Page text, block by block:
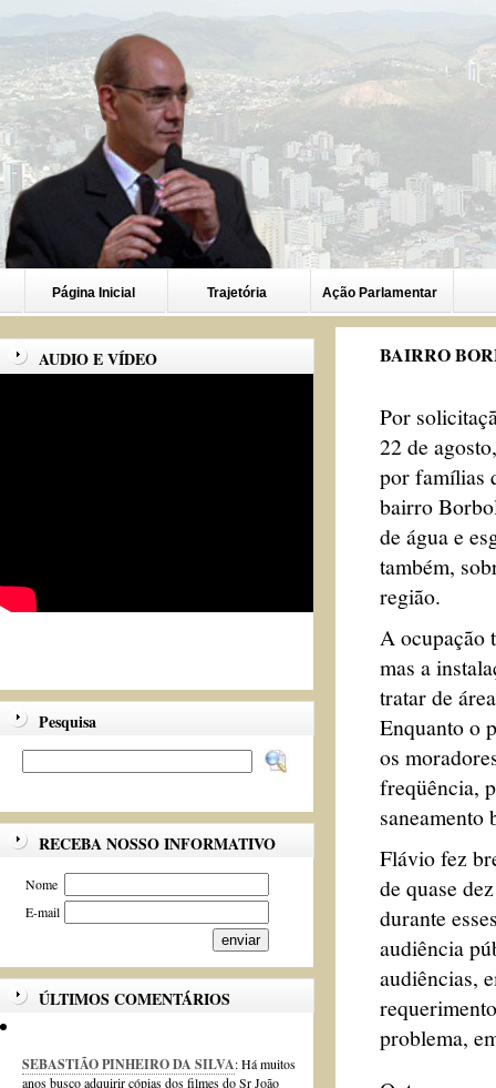
Página Inicial Trajetória Ação Parlamentar
AUDIO E VÍDEO
Pesquisa
RECEBA NOSSO INFORMATIVO
Nome
E-mail
ÚLTIMOS COMENTÁRIOS
SEBASTIÃO PINHEIRO DA SILVA: Há muitos
anos busco adquirir cópias dos filmes do Sr João
BAIRRO
Por
22 de
por famílias
bairro
de água e
também,
região.
A ocupação
mas a
tratar de
Enquanto o
os
freqüência,
saneamento
Flávio fez
de quase
durante
audiência
audiências,
problema,